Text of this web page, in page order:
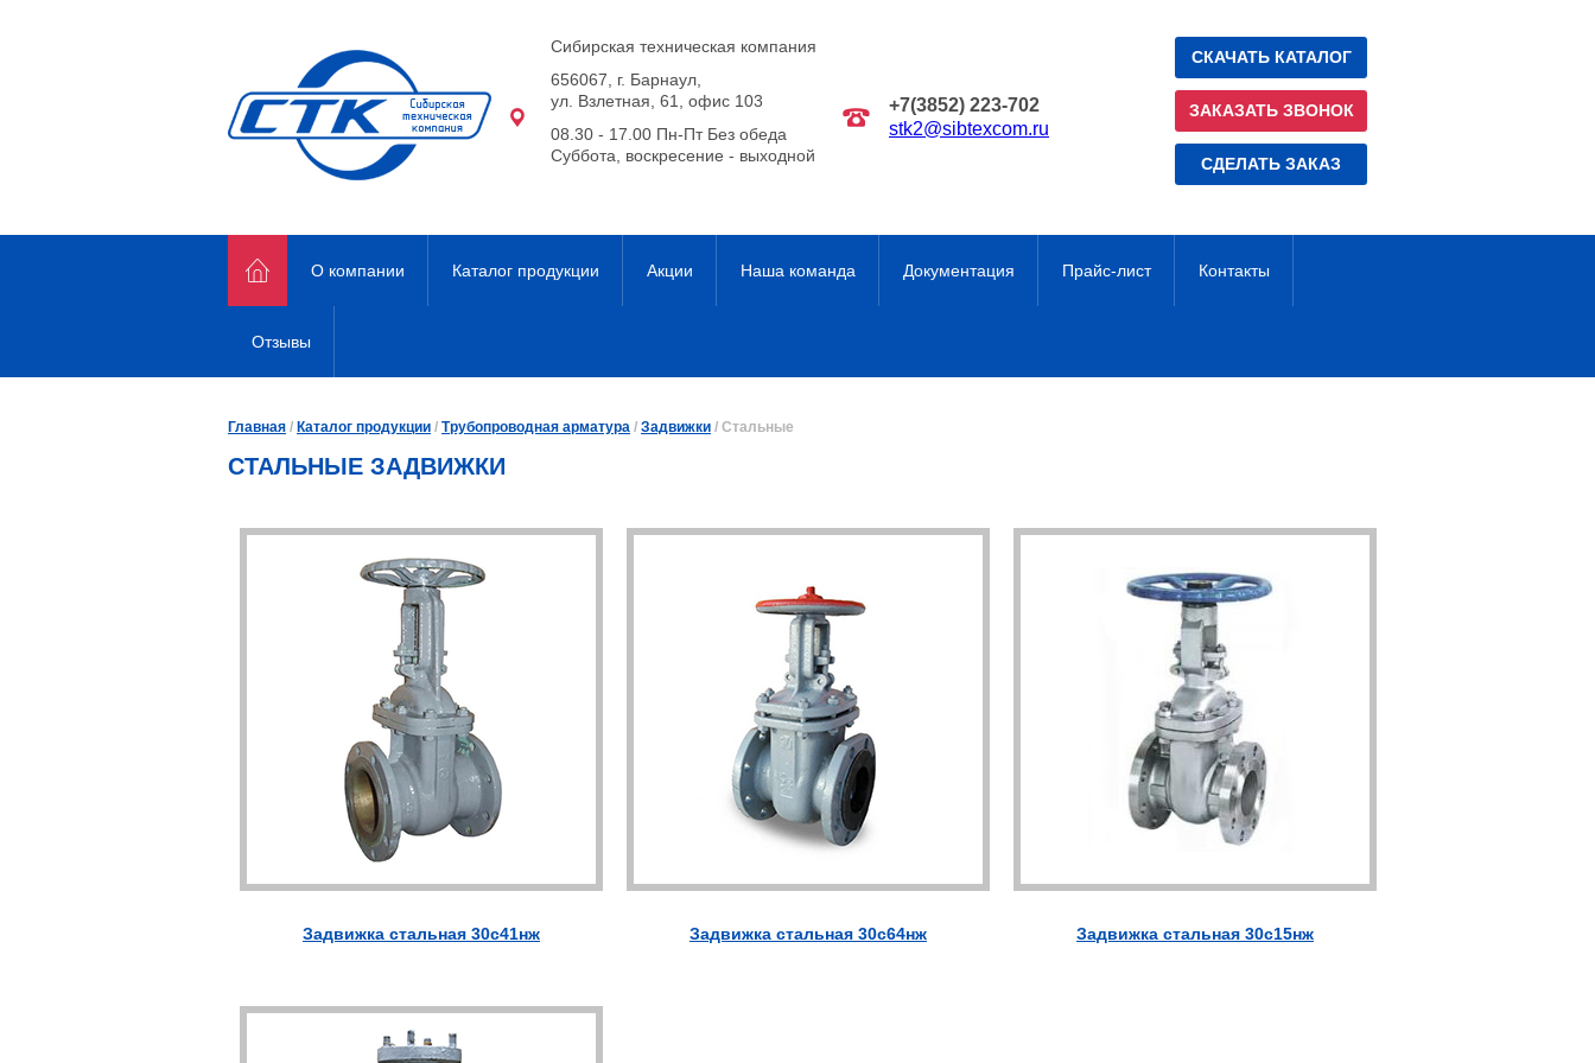
Сибирская техническая компания
656067
г. Барнаул
ул. Взлетная, 61, офис 103
08.30 - 17.00 Пн-Пт Без обеда
Суббота, воскресение - выходной
+7(3852) 223-702
stk2@sibtexcom.ru
СКАЧАТЬ КАТАЛОГ
ЗАКАЗАТЬ ЗВОНОК
СДЕЛАТЬ ЗАКАЗ
О компании Каталог продукции Акции Наша команда Документация Прайс-лист Контакты
Отзывы
Главная / Каталог продукции / Трубопроводная арматура / Задвижки / Стальные
СТАЛЬНЫЕ ЗАДВИЖКИ
Задвижка стальная 30с41нж Задвижка стальная 30с64нж Задвижка стальная 30с15нж